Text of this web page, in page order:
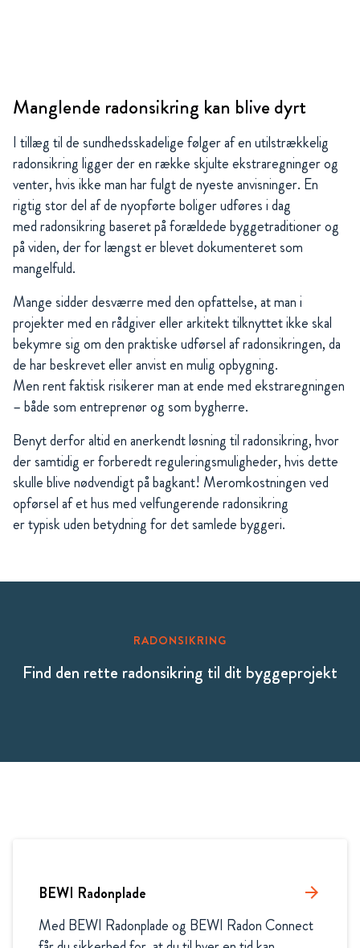
Manglende radonsikring kan blive dyrt
I tillæg til de sundhedsskadelige følger af en utilstrækkelig
radonsikring ligger der en række skjulte ekstraregninger og
venter, hvis ikke man har fulgt de nyeste anvisninger. En
rigtig stor del af de nyopførte boliger udføres i dag
med radonsikring baseret på forældede byggetraditioner og
på viden, der for længst er blevet dokumenteret som
mangelfuld.
Mange sidder desværre med den opfattelse, at man i
projekter med en rådgiver eller arkitekt tilknyttet ikke skal
bekymre sig om den praktiske udførsel af radonsikringen, da
de har beskrevet eller anvist en mulig opbygning.
Men rent faktisk risikerer man at ende med ekstraregningen
– både som entreprenør og som bygherre.
Benyt derfor altid en anerkendt løsning til radonsikring, hvor
der samtidig er forberedt reguleringsmuligheder, hvis dette
skulle blive nødvendigt på bagkant! Meromkostningen ved
opførsel af et hus med velfungerende radonsikring
er typisk uden betydning for det samlede byggeri.
RADONSIKRING
Find den rette radonsikring til dit byggeprojekt
BEWI Radonplade arrow_forward
Med BEWI Radonplade og BEWI Radon Connect